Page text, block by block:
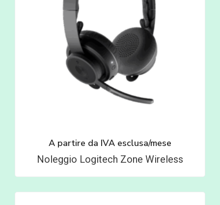
A partire da IVA esclusa/mese
Noleggio Logitech Zone Wireless